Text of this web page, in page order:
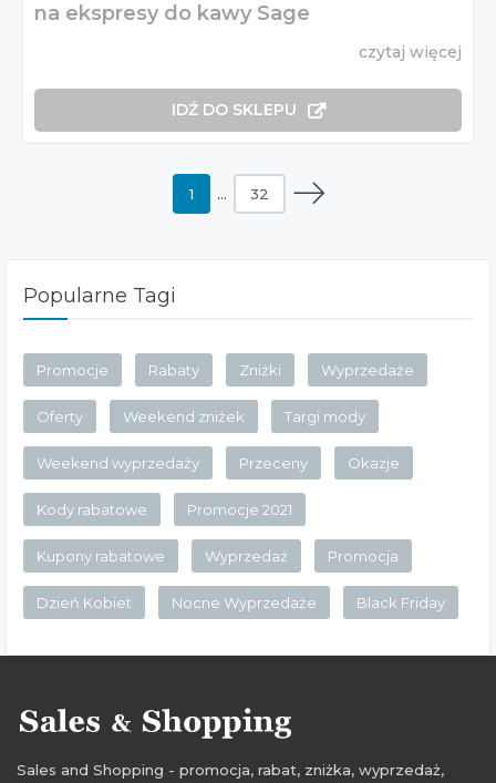
na ekspresy do kawy Sage
czytaj więcej
IDŹ DO SKLEPU
1 … 32
Popularne Tagi
Promocje Rabaty Zniżki Wyprzedaże
Oferty Weekend zniżek Targi mody
Weekend wyprzedaży Przeceny Okazje
Kody rabatowe Promocje 2021
Kupony rabatowe Wyprzedaż Promocja
Dzień Kobiet Nocne Wyprzedaże Black Friday
Sales and Shopping - promocja, rabat, zniżka, wyprzedaż,